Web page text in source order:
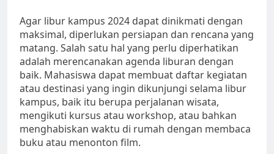
Agar libur kampus 2024 dapat dinikmati dengan
maksimal, diperlukan persiapan dan rencana yang
matang. Salah satu hal yang perlu diperhatikan
adalah merencanakan agenda liburan dengan
baik. Mahasiswa dapat membuat daftar kegiatan
atau destinasi yang ingin dikunjungi selama libur
kampus, baik itu berupa perjalanan wisata,
mengikuti kursus atau workshop, atau bahkan
menghabiskan waktu di rumah dengan membaca
buku atau menonton film.